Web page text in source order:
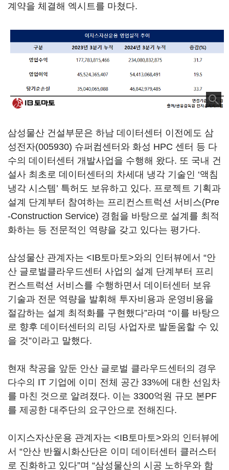
계약을 체결해 엑시트를 마쳤다.
삼성물산 건설부문은 하남 데이터센터 이전에도 삼
성전자(005930) 슈퍼컴센터와 화성 HPC 센터 등 다
수의 데이터센터 개발사업을 수행해 왔다. 또 국내 건
설사 최초로 데이터센터의 차세대 냉각 기술인 ‘액침
냉각 시스템’ 특허도 보유하고 있다. 프로젝트 기획과
설계 단계부터 참여하는 프리컨스트럭션 서비스(Pre
-Construction Service) 경험을 바탕으로 설계를 최적
화하는 등 전문적인 역량을 갖고 있다는 평가다.
삼성물산 관계자는 <IB토마토>와의 인터뷰에서 “안
산 글로벌클라우드센터 사업의 설계 단계부터 프리
컨스트럭션 서비스를 수행하면서 데이터센터 보유
기술과 전문 역량을 발휘해 투자비용과 운영비용을
절감하는 설계 최적화를 구현했다”라며 “이를 바탕으
로 향후 데이터센터의 리딩 사업자로 발돋움할 수 있
을 것”이라고 말했다.
현재 착공을 앞둔 안산 글로벌 클라우드센터의 경우
다수의 IT 기업에 이미 전체 공간 33%에 대한 선임차
를 마친 것으로 알려졌다. 이는 3300억원 규모 본PF
를 제공한 대주단의 요구안으로 전해진다.
이지스자산운용 관계자는 <IB토마토>와의 인터뷰에
서 “안산 반월시화산단은 이미 데이터센터 클러스터
로 진화하고 있다”며 “삼성물산의 시공 노하우와 함